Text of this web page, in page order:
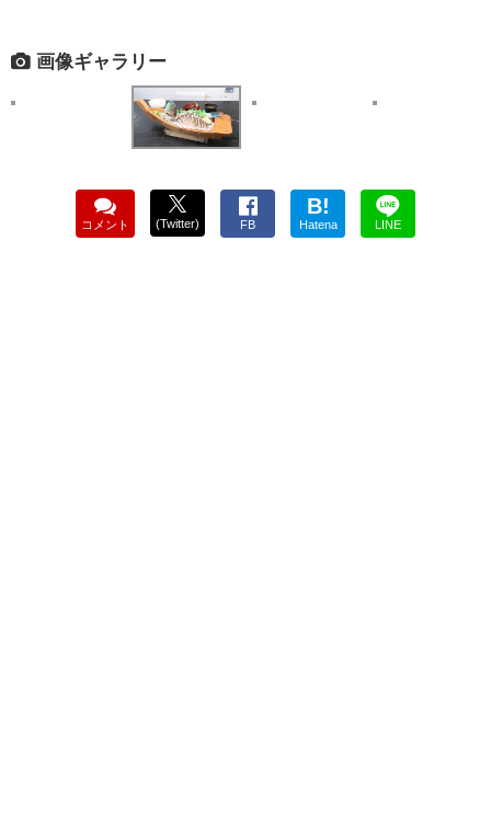
画像ギャラリー
コメント (Twitter) FB
B!
Hatena LINE